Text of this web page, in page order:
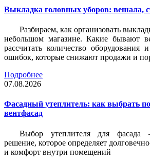
Выкладка головных уборов: вешала,
Разбираем, как организовать
небольшом магазине. Какие бывают
рассчитать количество оборудования
ошибок, которые снижают продажи и
Подробнее
07.08.2026
Фасадный утеплитель: как выбрать
вентфасад
Выбор утеплителя для
решение, которое определяет
и комфорт внутри помещений